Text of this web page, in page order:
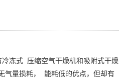
冻式 压缩空气干燥机和吸附式干燥
气量损耗， 能耗低的优点，但却有